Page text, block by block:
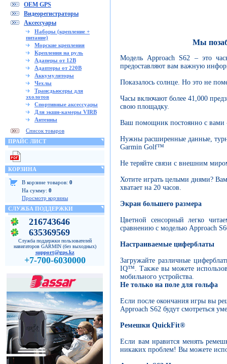
OEM GPS
Видеорегистраторы
Аксессуары
Наборы (крепление +
питание)
Морские крепления
Крепления на руль
Адаперы от 12В
Адаптеры от 220В
Аккумуляторы
Чехлы
Трансдьюсеры для
эхолотов
Спортивные аксессуары
Для экшн-камеры VIRB
Антенны
Список товаров
ПРАЙС ЛИСТ
КОРЗИНА
В корзине товаров: 0
На сумму: 0
Просмотр корзины
СЛУЖБА ПОДДЕРЖКИ
216743646
635369569
Служба поддержки пользователей
навигаторов GARMIN (без выходных)
support@gps.kz
+7-700-6030000
Мы
Модель Approach S62 – это
предоставляют вам важную
Показалось солнце. Но это не
Часы включают более 41,000
свою площадку.
Ваш помощник постоянно с вами -
Нужны расширенные данные,
Garmin Golf™
Не теряйте связи с внешним
Хотите играть целыми днями?
хватает на 20 часов.
Экран большего размера
Цветной сенсорный легко
сравнению с моделью Approach
Настраиваемые циферблаты
Загружайте различные
IQ™. Также вы можете
мобильного устройства.
Не только на поле для гольфа
Если после окончания игры вы
Approach S62 будут смотреться
Ремешки QuickFit®
Если вам нравится менять
никаких проблем! Вы можете